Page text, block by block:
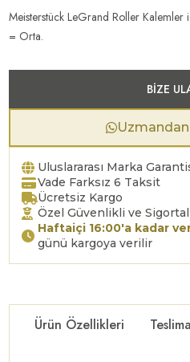
Meisterstück LeGrand Roller
= Orta.
BIZE
Uzmandan
Uluslararası Marka
Vade Farksız 6 Taksit
Ücretsiz Kargo
Özel Güvenlikli ve
Haftaiçi 16:00'a kadar
günü kargoya verilir
Ürün Özellikleri